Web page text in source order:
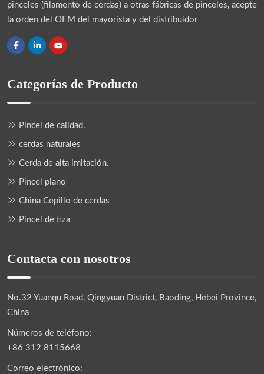
pinceles (filamento de cerdas) a otras fábricas de pinceles, acepte
la orden del OEM del mayorista y del distribuidor
Categorías de Producto
Pincel de calidad.
cerdas naturales
Cerda de alta imitación.
Pincel plano
China Cepillo de cerdas
Pincel de tiza
Contacta con nosotros
No.32 Yuanqu Road, Qingyuan District, Baoding, Hebei Province,
China
Números de teléfono:
+86 312 8115668
Correo electrónico: